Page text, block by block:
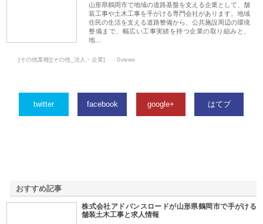
山形県鶴岡市で地域の道路基盤を支える企業として、舗
装工事や土木工事を手がける専門会社があります。地域
住民の生活を支える道路整備から、公共施設周辺の環境
整備まで、幅広い工事実績を持つ企業の取り組みと、
地…
[その他業種][その他_法人・企業] 0views
twitter facebook google+ はてブ
おすすめ記事
株式会社アドバンスロードが山形県鶴岡市で手がける
舗装土木工事と求人情報